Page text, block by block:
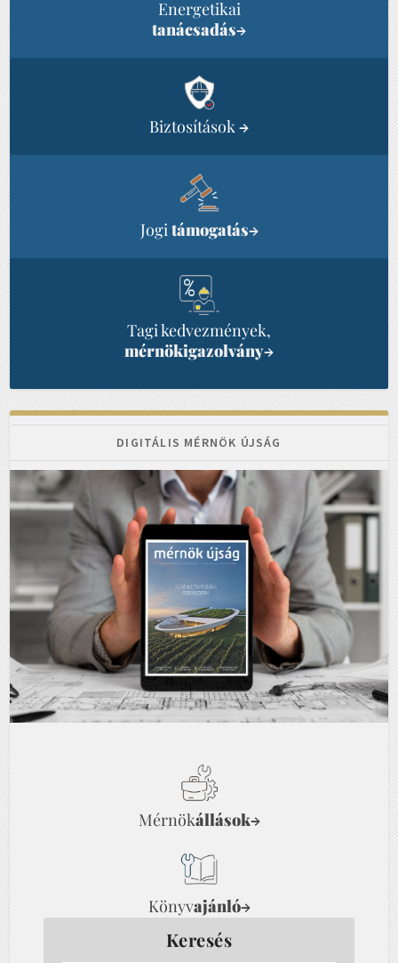
Energetikai
tanácsadás→
Biztosítások→
Jogi támogatás→
Tagi kedvezmények,
mérnökigazolvány→
DIGITÁLIS MÉRNÖK ÚJSÁG
Mérnökállások→
Könyvajánló→
Keresés